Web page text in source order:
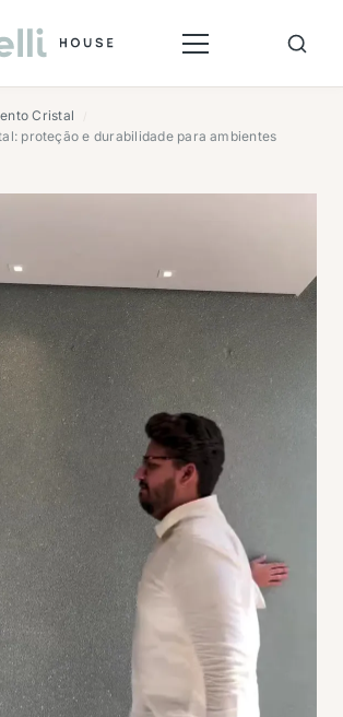
Cristal
proteção e durabilidade para ambientes